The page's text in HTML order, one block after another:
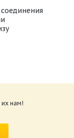
их нам!